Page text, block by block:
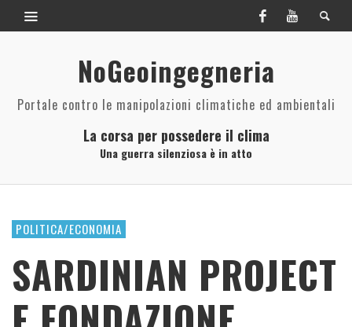
NoGeoingegneria
Portale contro le manipolazioni climatiche ed ambientali
La corsa per possedere il clima
Una guerra silenziosa è in atto
POLITICA/ECONOMIA
SARDINIAN PROJECT